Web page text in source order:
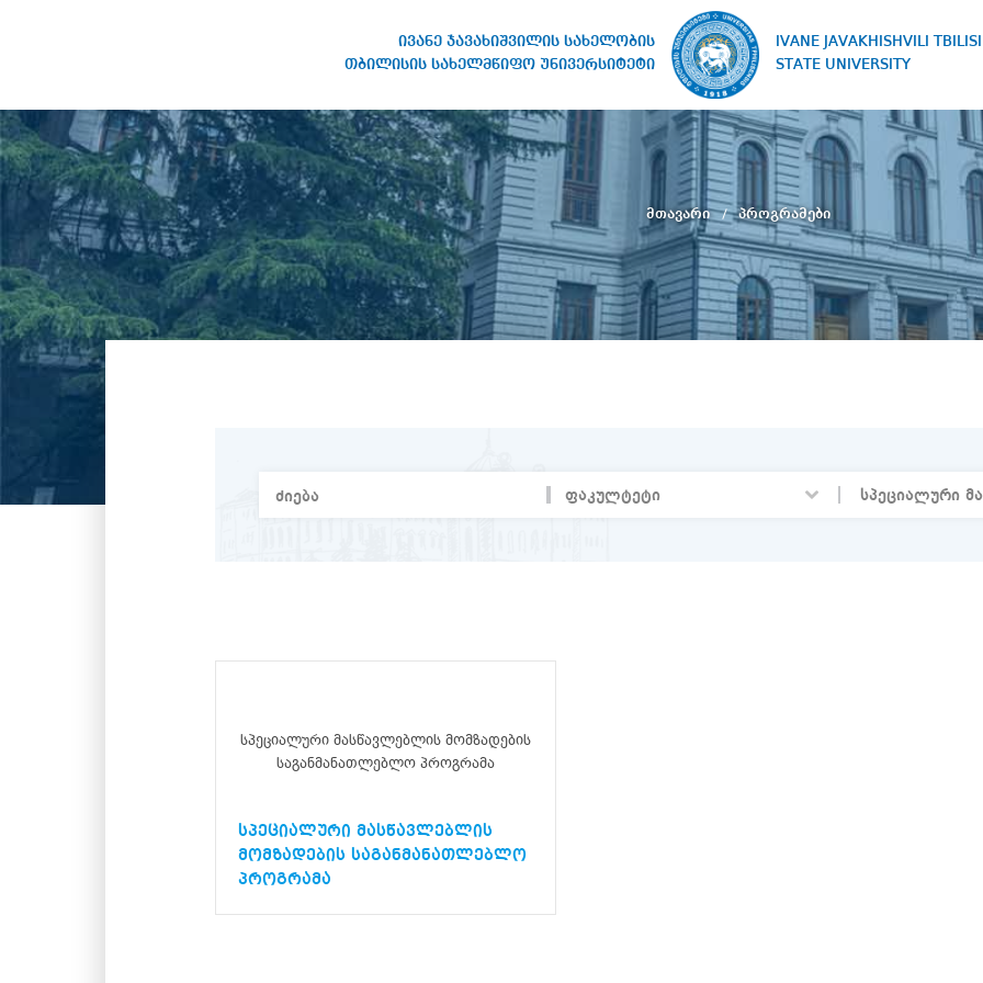
ივანე ჯავახიშვილის სახელობის
თბილისის სახელმწიფო უნივერსიტეტი
IVANE JAVAKHISHVILI TBILISI
STATE UNIVERSITY
სახელობის თბილისის
სახელმწიფო უნივერსიტეტი
მთავარი პროგრამები
სპეციალური მასწავლებლის მომზადების
საგანმანათლებლო პროგრამა
სპეციალური მასწავლებლის
მომზადების საგანმანათლებლო
პროგრამა